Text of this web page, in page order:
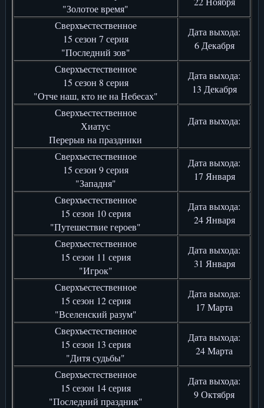
"Золотое время"
Сверхъестественное
15 сезон 7 серия
"Последний зов"
Дата выхода:
6 Декабря
Сверхъестественное
15 сезон 8 серия
"Отче наш, кто не на Небесах"
Дата выхода:
13 Декабря
Сверхъестественное
Хиатус
Перерыв на праздники
Дата выхода:
Сверхъестественное
15 сезон 9 серия
"Западня"
Дата выхода:
17 Января
Сверхъестественное
15 сезон 10 серия
"Путешествие героев"
Дата выхода:
24 Января
Сверхъестественное
15 сезон 11 серия
"Игрок"
Дата выхода:
31 Января
Сверхъестественное
15 сезон 12 серия
"Вселенский разум"
Дата выхода:
17 Марта
Сверхъестественное
15 сезон 13 серия
"Дитя судьбы"
Дата выхода:
24 Марта
Сверхъестественное
15 сезон 14 серия
"Последний праздник"
Дата выхода:
9 Октября